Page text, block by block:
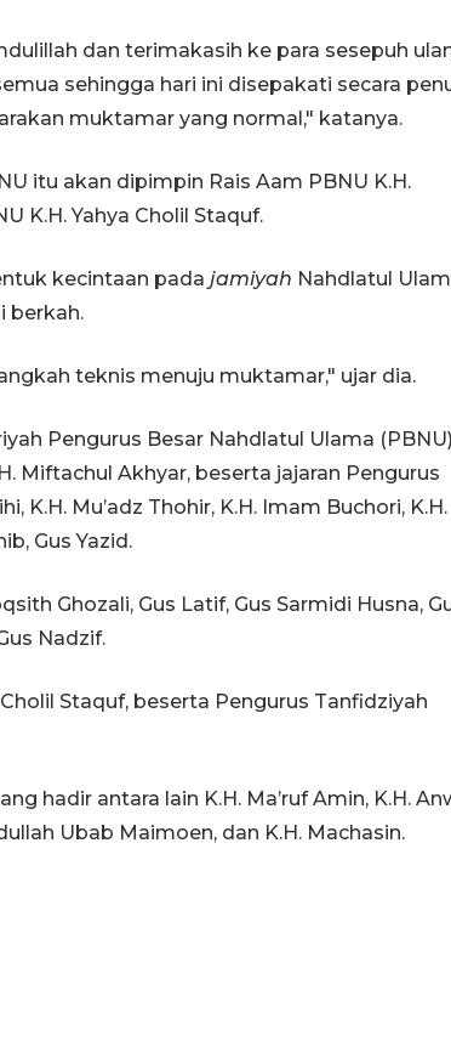
dan terimakasih ke para sesepuh
sehingga hari ini disepakati secara
muktamar yang normal," katanya.
itu akan dipimpin Rais Aam PBNU K.H.
K.H. Yahya Cholil Staquf.
kecintaan pada jamiyah Nahdlatul
berkah.
teknis menuju muktamar," ujar dia.
Pengurus Besar Nahdlatul Ulama (PBNU)
Miftachul Akhyar, beserta jajaran Pengurus
K.H. Mu’adz Thohir, K.H. Imam Buchori, K.H.
Gus Yazid.
Ghozali, Gus Latif, Gus Sarmidi Husna,
Nadzif.
Staquf, beserta Pengurus Tanfidziyah
hadir antara lain K.H. Ma’ruf Amin, K.H.
Ubab Maimoen, dan K.H. Machasin.
pembaruan buku ajar